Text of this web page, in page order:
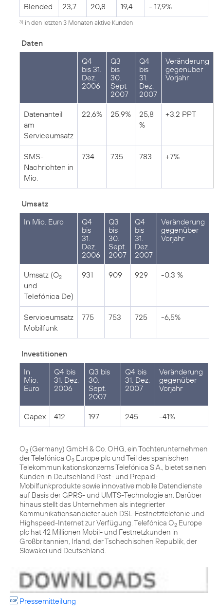
Blended 23,7 20,8 19,4 - 17,9%
3) in den letzten 3 Monaten aktive Kunden
Daten
Q4
bis 31.
Dez.
2006
Q3
bis
30.
Sept
2007
Q4
bis
31.
Dez.
2007
Veränderung
gegenüber
Vorjahr
Datenanteil
am
Serviceumsatz
22,6% 25,9%
25,8
%
+3,2 PPT
SMS-
Nachrichten in
Mio.
734 735 783 +7%
Umsatz
In Mio. Euro
Q4
bis
31.
Dez.
2006
Q3
bis
30.
Sept.
2007
Q4
bis
31.
Dez.
2007
Veränderung
gegenüber
Vorjahr
Umsatz (O2
und
Telefónica De)
931 909 929 -0,3 %
Serviceumsatz
Mobilfunk
775 753 725 -6,5%
Investitionen
In
Mio.
Euro
Q4 bis
31. Dez.
2006
Q3 bis
30.
Sept.
2007
Q4 bis
31. Dez.
2007
Veränderung
gegenüber
Vorjahr
Capex 412 197 245 -41%
O2 (Germany) GmbH & Co. OHG, ein Tochterunternehmen
der Telefónica O2 Europe plc und Teil des spanischen
Telekommunikationskonzerns Telefónica S.A., bietet seinen
Kunden in Deutschland Post- und Prepaid-
Mobilfunkprodukte sowie innovative mobile Datendienste
auf Basis der GPRS- und UMTS-Technologie an. Darüber
hinaus stellt das Unternehmen als integrierter
Kommunikationsanbieter auch DSL-Festnetztelefonie und
Highspeed-Internet zur Verfügung. Telefónica O2 Europe
plc hat 42 Millionen Mobil- und Festnetzkunden in
Großbritannien, Irland, der Tschechischen Republik, der
Slowakei und Deutschland.
Pressemitteilung